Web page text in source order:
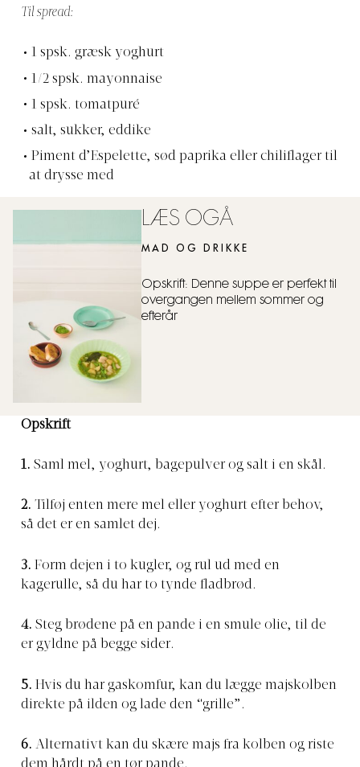
Til spread:
1 spsk. græsk yoghurt
1/2 spsk. mayonnaise
1 spsk. tomatpuré
salt, sukker, eddike
Piment d’Espelette, sød paprika eller chiliflager til
at drysse med
LÆS OGÅ
MAD OG DRIKKE
Opskrift: Denne suppe er perfekt til
overgangen mellem sommer og
efterår
Opskrift
1. Saml mel, yoghurt, bagepulver og salt i en skål.
2. Tilføj enten mere mel eller yoghurt efter behov,
så det er en samlet dej.
3. Form dejen i to kugler, og rul ud med en
kagerulle, så du har to tynde fladbrød.
4. Steg brødene på en pande i en smule olie, til de
er gyldne på begge sider.
5. Hvis du har gaskomfur, kan du lægge majskolben
direkte på ilden og lade den “grille”.
6. Alternativt kan du skære majs fra kolben og riste